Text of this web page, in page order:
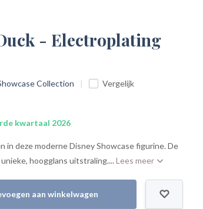
- Electroplating
Collection Vergelijk
kwartaal 2026
deze moderne Disney Showcase figurine. De
hoogglans uitstraling....Lees meer
aan winkelwagen